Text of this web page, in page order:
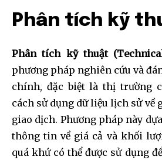
Phân tích kỹ
Phân tích kỹ thuật
phương pháp nghiên cứu và
chính, đặc biệt là thị trường
cách sử dụng dữ liệu lịch sử về
giao dịch. Phương pháp này
thông tin về giá cả và khối
quá khứ có thể được sử dụng